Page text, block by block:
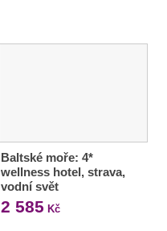
Baltské moře: 4*
wellness hotel, strava,
vodní svět
2 585 Kč